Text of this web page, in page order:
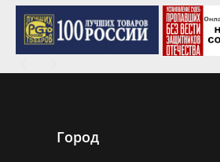
Город